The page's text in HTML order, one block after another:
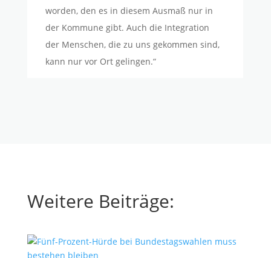
worden, den es in diesem Ausmaß nur in
der Kommune gibt. Auch die Integration
der Menschen, die zu uns gekommen sind,
kann nur vor Ort gelingen.“
Weitere Beiträge: